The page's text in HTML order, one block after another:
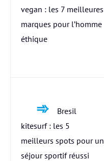
vegan : les 7 meilleures
marques pour l’homme
éthique
Bresil
kitesurf : les 5
meilleurs spots pour un
séjour sportif réussi